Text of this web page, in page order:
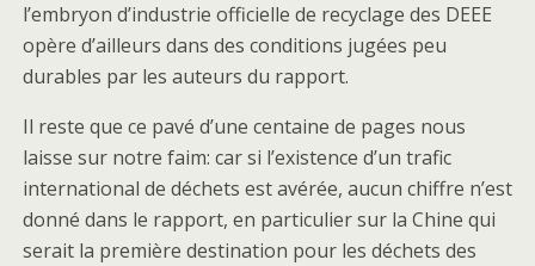
l’embryon d’industrie officielle de recyclage des DEEE
opère d’ailleurs dans des conditions jugées peu
durables par les auteurs du rapport.
Il reste que ce pavé d’une centaine de pages nous
laisse sur notre faim: car si l’existence d’un trafic
international de déchets est avérée, aucun chiffre n’est
donné dans le rapport, en particulier sur la Chine qui
serait la première destination pour les déchets des